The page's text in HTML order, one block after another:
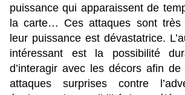
puissance qui apparaissent de
la carte… Ces attaques sont très
leur puissance est dévastatrice.
intéressant est la possibilité
d’interagir avec les décors afin
attaques surprises contre